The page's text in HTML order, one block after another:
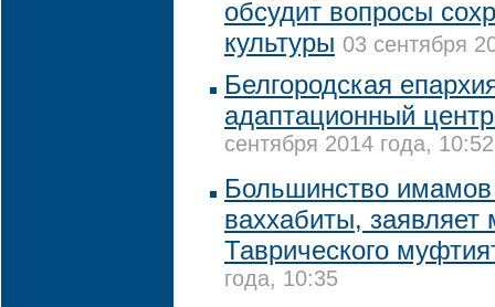
обсудит вопросы
культуры 03 сентября
Белгородская
адаптационный
сентября 2014 года, 10:52
Большинство
ваххабиты, заявляет
Таврического
года, 10:35